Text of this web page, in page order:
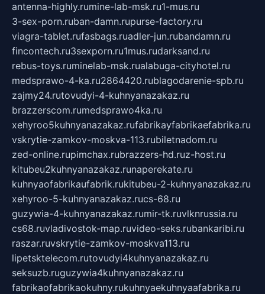
antenna-highly.rumine-lab-msk.ru1-mus.ru
3-sex-porn.ruban-damn.rupurse-factory.ru
viagra-tablet.rufasbags.ruadler-jun.rubandamn.ru
fincontech.ru3sexporn.ru1mus.rudarksand.ru
rebus-toys.ruminelab-msk.rualabuga-cityhotel.ru
medsprawo-4-ka.ru2864420.rublagodarenie-spb.ru
zajmy24.rutovudyi-4-kuhnyanazakaz.ru
brazzerscom.rumedsprawo4ka.ru
xehyroo5kuhnyanazakaz.rufabrikayfabrikaefabrika.ru
vskrytie-zamkov-moskva-113.rubiletnadom.ru
zed-online.rupimchax.rubrazzers-hd.ruz-host.ru
kitubeu2kuhnyanazakaz.runaperekate.ru
kuhnyaofabrikaufabrik.rukitubeu-2-kuhnyanazakaz.ru
xehyroo-5-kuhnyanazakaz.rucs-68.ru
guzywia-4-kuhnyanazakaz.rumir-tk.ruvlknrussia.ru
cs68.ruvladivostok-map.ruvideo-seks.rubankaribi.ru
raszar.ruvskrytie-zamkov-moskva113.ru
lipetsktelecom.rutovudyi4kuhnyanazakaz.ru
seksuzb.ruguzywia4kuhnyanazakaz.ru
fabrikaofabrikaokuhny.rukuhnyaekuhnyaafabrika.ru